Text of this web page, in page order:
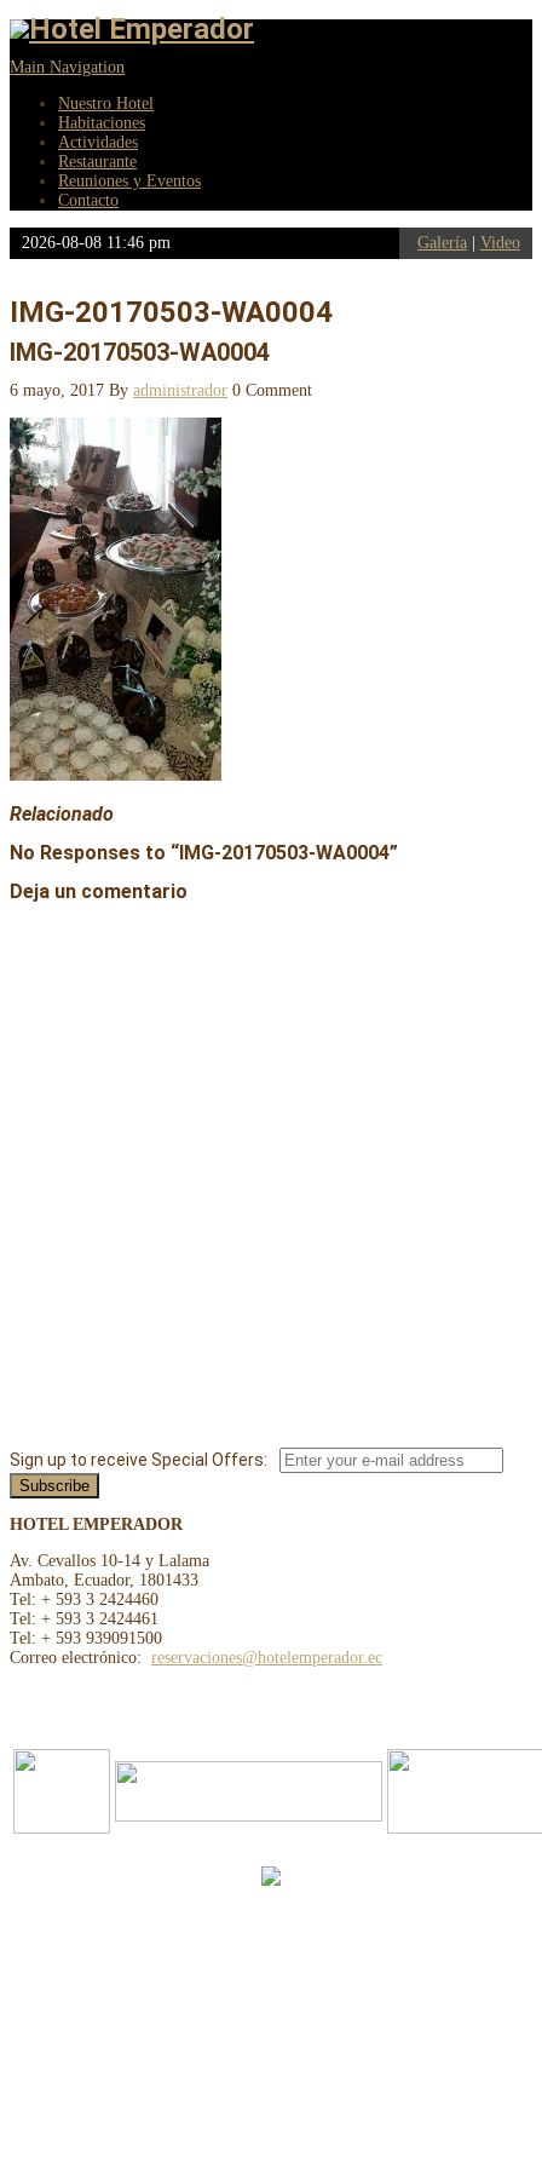
Main Navigation
Nuestro Hotel
Habitaciones
Actividades
Restaurante
Reuniones y Eventos
Contacto
2026-08-08 11:46 pm Galería Video
IMG-20170503-WA0004
IMG-20170503-WA0004
6 mayo, 2017 By administrador 0 Comment
Relacionado
No Responses to “ IMG-20170503-WA0004”
Deja un comentario
Sign up to receive Special Offers:
HOTEL EMPERADOR
Av. Cevallos 10-14 y Lalama
Ambato, Ecuador, 1801433
Tel: + 593 3 2424460
Tel: + 593 3 2424461
Tel: + 593 939091500
Correo electrónico: reservaciones@hotelemperador.ec